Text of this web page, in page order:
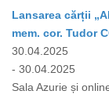
Lansarea cărții
mem. cor. Tudor
30.04.2025
- 30.04.2025
Sala Azurie și